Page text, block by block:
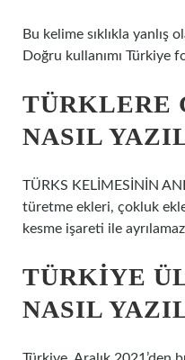
Bu kelime sıklıkla yanlış
Doğru kullanımı Türkiye
TÜRKLERE
NASIL
TÜRKS KELİMESİNİN
türetme ekleri, çokluk
kesme işareti ile
TÜRKIYE
NASIL